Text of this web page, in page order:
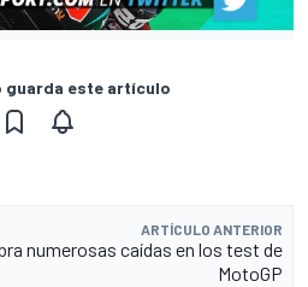
guarda este artículo
ARTÍCULO ANTERIOR
numerosas caídas en los test de
MotoGP